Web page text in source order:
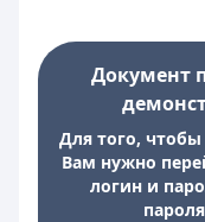
Документ
Для того,
Вам нужно
логин и